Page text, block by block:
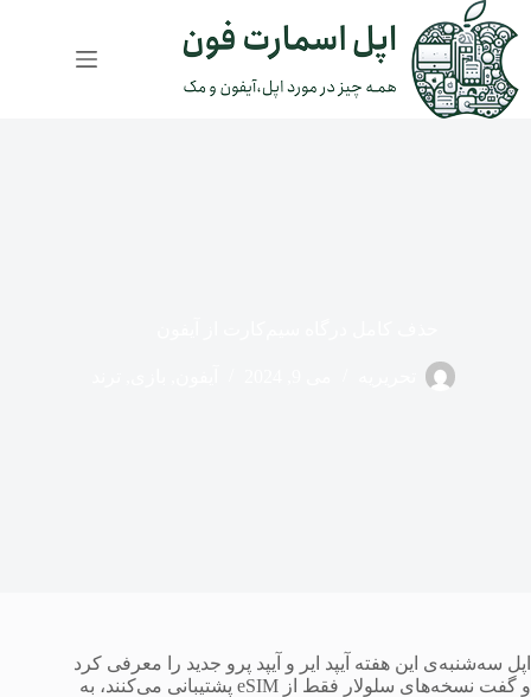
به
محتوا
اپل سه‌شنبه‌ی این هفته آیپد ایر و آیپد پرو جدید را معرفی کرد
و گفت نسخه‌های سلولار فقط از eSIM پشتیبانی می‌کنند، به